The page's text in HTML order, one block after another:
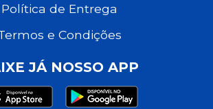
Política de Entrega
e Condições
JÁ NOSSO APP